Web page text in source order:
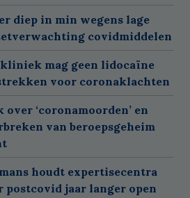
diep in min wegens lage
covidmiddelen
mag geen lidocaïne
voor coronaklachten
over ‘coronamoorden’ en
van beroepsgeheim
houdt expertisecentra
postcovid jaar langer open